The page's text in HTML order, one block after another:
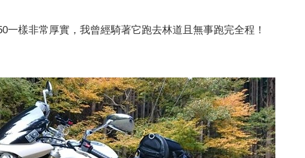
一樣非常厚實，我曾經騎著它跑去林道且無事跑完全程！